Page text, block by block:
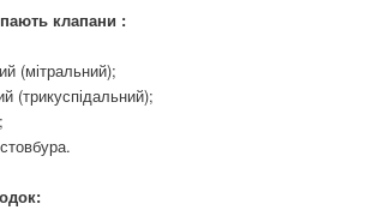
клапани :
(мітральний);
(трикуспідальний);